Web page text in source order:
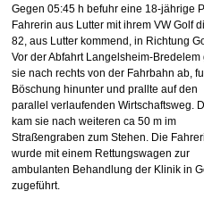
Gegen 05:45 h befuhr eine 18-jährige
Fahrerin aus Lutter mit ihrem VW Golf
82, aus Lutter kommend, in Richtung
Vor der Abfahrt Langelsheim-Bredelem
sie nach rechts von der Fahrbahn ab,
Böschung hinunter und prallte auf den
parallel verlaufenden Wirtschaftsweg.
kam sie nach weiteren ca 50 m im
Straßengraben zum Stehen. Die
wurde mit einem Rettungswagen zur
ambulanten Behandlung der Klinik in
zugeführt.